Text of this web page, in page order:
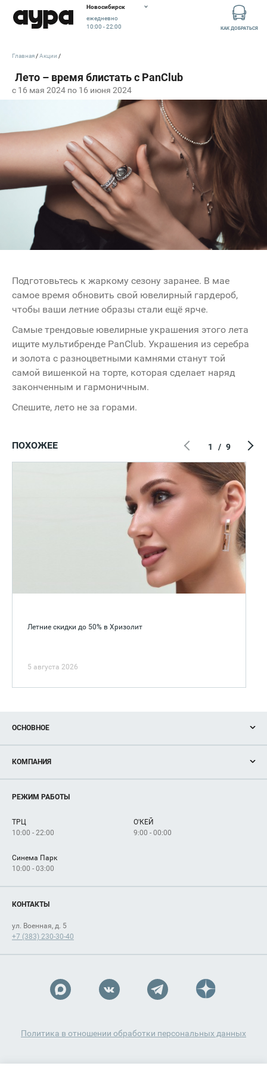
Новосибирск
ежедневно
10:00 - 22:00
КАК ДОБРАТЬСЯ
c 16 мая 2024 по 16 июня 2024
Главная Акции
Подготовьтесь к жаркому сезону заранее. В мае
самое время обновить свой ювелирный гардероб,
чтобы ваши летние образы стали ещё ярче.
Самые трендовые ювелирные украшения этого лета
ищите мультибренде PanClub. Украшения из серебра
и золота с разноцветными камнями станут той
самой вишенкой на торте, которая сделает наряд
законченным и гармоничным.
Спешите, лето не за горами.
ПОХОЖЕЕ
Летние скидки до 50% в Хризолит
5 августа 2026
1 / 9
ОСНОВНОЕ
Новости
Магазины
Услуги
КОМПАНИЯ
Рекламодателям
Как добраться
РЕЖИМ РАБОТЫ
ТРЦ
10:00 - 22:00
О'КЕЙ
9:00 - 00:00
Синема Парк
10:00 - 03:00
КОНТАКТЫ
ул. Военная, д. 5
+7 (383) 230-30-40
Политика в отношении обработки персональных данных